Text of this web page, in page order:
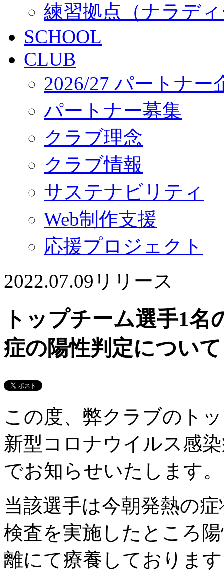
練習拠点（ナラデ
SCHOOL
CLUB
2026/27 パートナー
パートナー募集
クラブ理念
クラブ情報
サステナビリティ
Web制作支援
応援プロジェクト
2022.07.09 リリース
トップチーム選手1
症の陽性判定について
この度、弊クラブのト
新型コロナウイルス感
でお知らせいたします。
当該選手は今朝発熱の
検査を実施したところ
離にて療養しておりま